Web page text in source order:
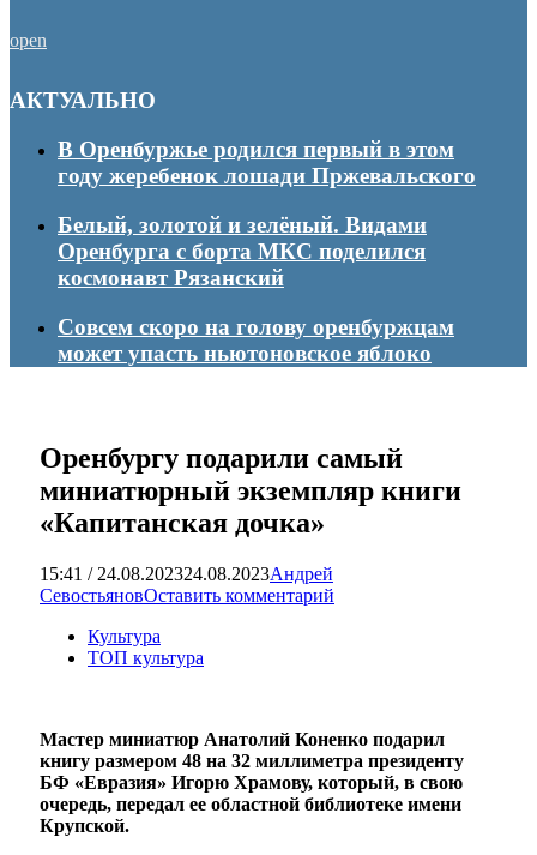
open
АКТУАЛЬНО
В Оренбуржье родился первый в этом
году жеребенок лошади Пржевальского
Белый, золотой и зелёный. Видами
Оренбурга с борта МКС поделился
космонавт Рязанский
Совсем скоро на голову оренбуржцам
может упасть ньютоновское яблоко
Оренбургу подарили самый
миниатюрный экземпляр книги
«Капитанская дочка»
15:41 / 24.08.202324.08.2023Андрей
СевостьяновОставить комментарий
Культура
ТОП культура
Мастер миниатюр Анатолий Коненко подарил
книгу размером 48 на 32 миллиметра президенту
БФ «Евразия» Игорю Храмову, который, в свою
очередь, передал ее областной библиотеке имени
Крупской.